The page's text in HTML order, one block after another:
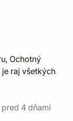
Ochotný
je raj všetkých
4 dňami